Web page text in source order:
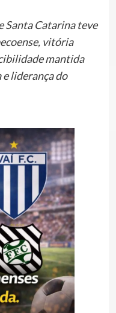
Santa Catarina teve
vitória
mantida
liderança do